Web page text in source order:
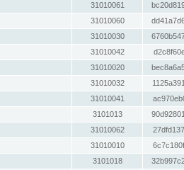
31010061
31010060
31010030
31010042
31010020
31010032
31010041
3101013
31010062
31010010
3101018